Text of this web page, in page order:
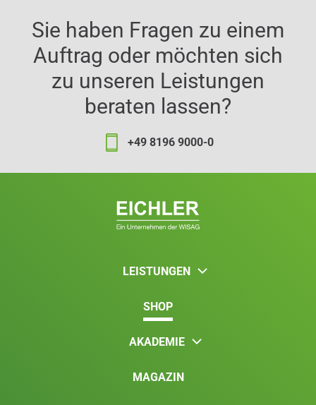
Sie haben Fragen zu einem
Auftrag oder möchten sich
zu unseren Leistungen
beraten lassen?
+49 8196 9000-0
LEISTUNGEN
SHOP
AKADEMIE
MAGAZIN